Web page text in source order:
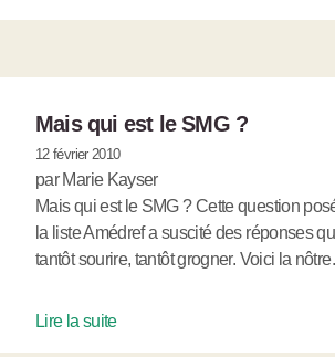
Mais qui est le SMG ?
12 février 2010
par Marie Kayser
Mais qui est le SMG ? Cette question
la liste Amédref a suscité des réponses
tantôt sourire, tantôt grogner. Voici la nôtre.
Lire la suite